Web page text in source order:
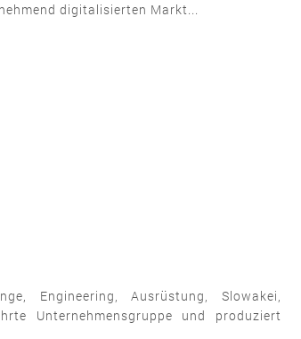
digitalisierten Markt...
Engineering, Ausrüstung, Slowakei,
Unternehmensgruppe und produziert